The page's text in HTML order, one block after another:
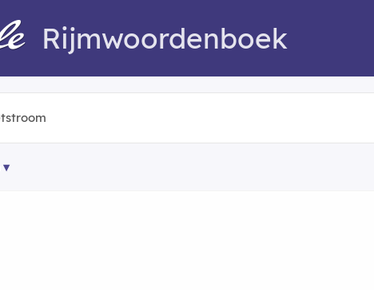
Rijmwoordenboek